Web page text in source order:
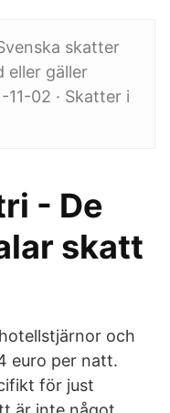
skatter
eller gäller
02 · Skatter i
- De
skatt
och
euro per natt.
för just